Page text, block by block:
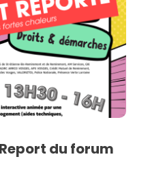
du forum